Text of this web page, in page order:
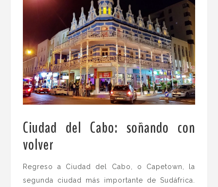
Ciudad del Cabo: soñando con
volver
Regreso a Ciudad del Cabo, o Capetown, la
segunda ciudad más importante de Sudáfrica.